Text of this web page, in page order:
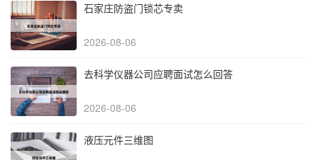
石家庄防盗门锁芯专卖
2026-08-06
去科学仪器公司应聘面试怎么回答
2026-08-06
液压元件三维图